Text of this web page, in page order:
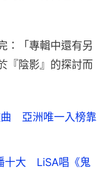
：「專輯中還有另
『陰影』的探討而
曲 亞洲唯一入榜靠
十大 LiSA唱《鬼